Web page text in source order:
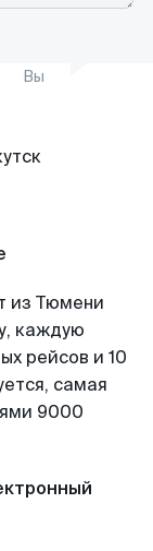
Вы
из Тюмени
каждую
рейсов и 10
самая
9000